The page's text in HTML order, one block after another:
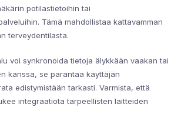
potilastietoihin tai
Tämä mahdollistaa kattavamman
terveydentilasta.
voi synkronoida tietoja älykkään vaakan tai
kanssa, se parantaa käyttäjän
edistymistään tarkasti. Varmista, että
integraatiota tarpeellisten laitteiden